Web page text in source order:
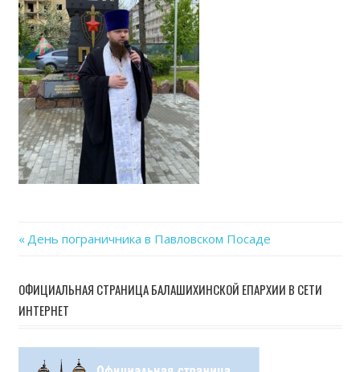
по
записям
Previous
День пограничника в Павловском Посаде
ОФИЦИАЛЬНАЯ СТРАНИЦА БАЛАШИХИНСКОЙ ЕПАРХИИ В СЕТИ
ИНТЕРНЕТ